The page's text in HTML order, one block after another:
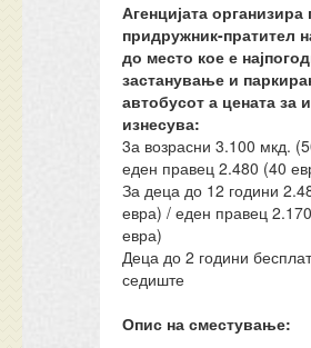
Агенцијата организира
придружник-пратител
до место кое е
застанување и
автобусот а цената за
изнесува:
3а возрасни 3.100 мкд.
еден правец 2.480 (40
За деца до 12 години
евра) / еден правец
евра)
Деца до 2 години
седиште
Опис на сместување: